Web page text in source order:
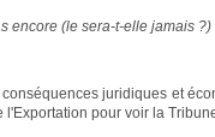
encore (le sera-t-elle jamais
juridiques et
l'Exportation pour voir la